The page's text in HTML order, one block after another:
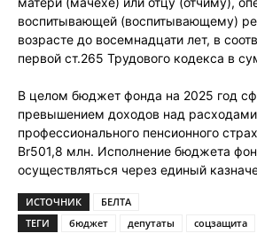
воспитывающей (воспитывающему)
возрасте до восемнадцати лет, в
первой ст.265 Трудового кодекса в
В целом бюджет фонда на 2025 год
превышением доходов над расходами
профессионального пенсионного
Br501,8 млн. Исполнение бюджета
осуществляться через единый
ИСТОЧНИК
БЕЛТА
ТЕГИ
бюджет депутаты соцзащита